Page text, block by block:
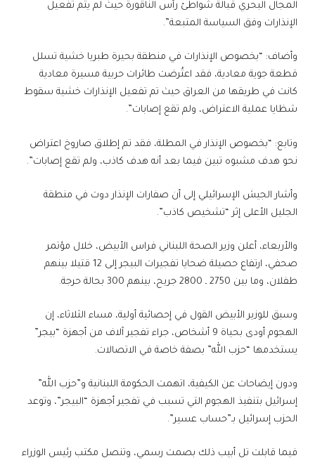
المجال البحري قبالة شواطئ رأس الناقورة حيث لم يتم تفعيل
الإنذارات وفق السياسة المتبعة”.
وأضاف: “بخصوص الإنذارات في منطقة بحيرة طبريا خشية تسلل
قطعة جوية معادية، فقد اعتُرضت طائرات حربية مسيرة معادية
كانت في طريقها من العراق حيث تم تفعيل الإنذارات خشية سقوط
شظايا عملية الاعتراض، ولم تقع إصابات”.
وتابع: “بخصوص الإنذار في المطلة، فقد تم إطلاق صاروخ اعتراض
نحو هدف مشبوه تبين فيما بعد أنه هدف كاذب، ولم تقع إصابات”.
وأشار الجيش الإسرائيلي إلى أن صفارات الإنذار دوت في منطقة
الجليل الأعلى إثر “تشخيص كاذب”.
والأربعاء، أعلن وزير الصحة اللبناني فراس الأبيض، خلال مؤتمر
صحفي، ارتفاع حصيلة ضحايا تفجيرات البيجر إلى 12 قتيلا بينهم
طفلان، وما بين 2750 ـ 2800 جريح، بينهم 300 بحالة حرجة.
وسبق للوزير الأبيض القول في إحصائية أولية، مساء الثلاثاء، إن
الهجوم أودى بحياة 9 أشخاص، جراء تفجير آلاف من أجهزة “بيجر”
يستخدمها “حزب الله” بصفة خاصة في الاتصالات.
ودون إيضاحات عن الكيفية، اتهمت الحكومة اللبنانية و”حزب الله”
إسرائيل بتنفيذ الهجوم التي تسبب في تفجير أجهزة “البيجر”، وتوعد
الحزب إسرائيل بـ”حساب ‏عسير”.
فيما قابلت تل أبيب ذلك بصمت رسمي، وتنصل مكتب رئيس الوزراء